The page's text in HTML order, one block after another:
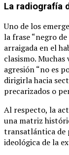
La radiografía
Uno de los
la frase “negro
arraigada en el
clasismo. Muchas
agresión “no es
dirigirla hacia
precarizados o
Al respecto, la
una matriz
transatlántica de
ideológica de la